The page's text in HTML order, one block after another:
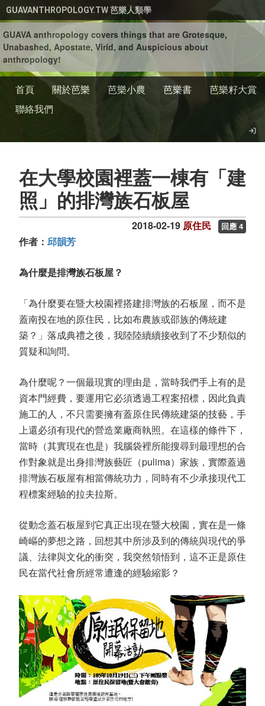
移至主內容
GUAVANTHROPOLOGY.TW 芭樂人類學
GUAVA anthropology covers things that are Grotesque,
Unabashed, Apostate, Virid, and Auspicious about
anthropology!
首頁 關於芭樂 芭樂小農 芭樂書
芭樂籽大賞
聯絡我們
在大學校園裡蓋一棟有「建
照」的排灣族石板屋
2018-02-19 原住民 回應 4
作者： 邱韻芳
為什麼是排灣族石板屋？
「為什麼要在暨大校園裡搭建排灣族的石板屋，而不是
蓋南投在地的原住民，比如布農族或邵族的傳統建
築？」落成典禮之後，我陸陸續續接收到了不少類似的
質疑和詢問。
為什麼呢？一個最現實的理由是，當時我們手上有的是
資本門經費，要運用它必須透過工程案招標，因此負責
施工的人，不只需要擁有蓋原住民傳統建築的技藝，手
上還必須有現代的營造業廠商執照。在這樣的條件下，
當時（其實現在也是）我腦袋裡所能搜尋到最理想的合
作對象就是出身排灣族藝匠（pulima）家族，實際蓋過
排灣族石板屋有相當傳統功力，同時有不少承接現代工
程標案經驗的拉夫拉斯。
從動念蓋石板屋到它真正出現在暨大校園，實在是一條
崎嶇的夢想之路，回想其中所涉及到的傳統與現代的爭
議、法律與文化的衝突，我突然領悟到，這不正是原住
民在當代社會所經常遭逢的經驗縮影？